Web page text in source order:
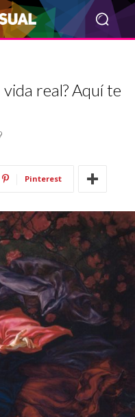
real? Aquí te
Pinterest